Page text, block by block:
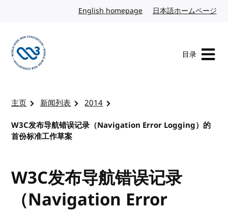
English homepage英文日本語ホームページ
目录
主页 新闻列表
2014
W3C发布导航错误记录（Navigation Error Logging）的
首份标准工作草案
W3C发布导航错误记录
（Navigation Error